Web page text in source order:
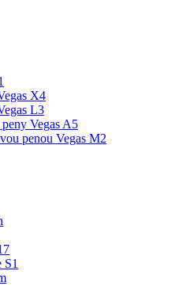
X4
L3
Vegas A5
penou Vegas M2
S1